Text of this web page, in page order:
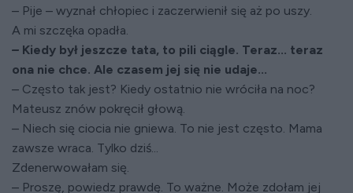
– Pije – wyznał chłopiec i zaczerwienił się aż po uszy.
A mi szczęka opadła.
– Kiedy był jeszcze tata, to pili ciągle. Teraz... teraz
ona nie chce. Ale czasem jej się nie udaje...
– Często tak jest? Kiedy ostatnio nie wróciła na noc?
Mateusz znów pokręcił głową.
– Niech się ciocia nie gniewa. To nie jest często. Mama
zawsze wraca. Tylko dziś...
Zdenerwowałam się.
– Proszę, powiedz prawdę. To ważne. Może zdołam jej